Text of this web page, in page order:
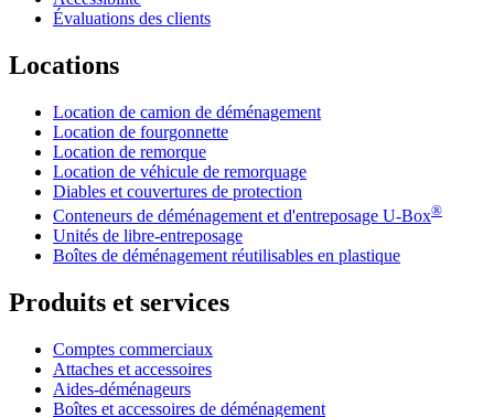
Évaluations des clients
Locations
Location de camion de déménagement
Location de fourgonnette
Location de remorque
Location de véhicule de remorquage
Diables et couvertures de protection
Conteneurs de déménagement et d'entreposage U-Box®
Unités de libre-entreposage
Boîtes de déménagement réutilisables en plastique
Produits et services
Comptes commerciaux
Attaches et accessoires
Aides-déménageurs
Boîtes et accessoires de déménagement